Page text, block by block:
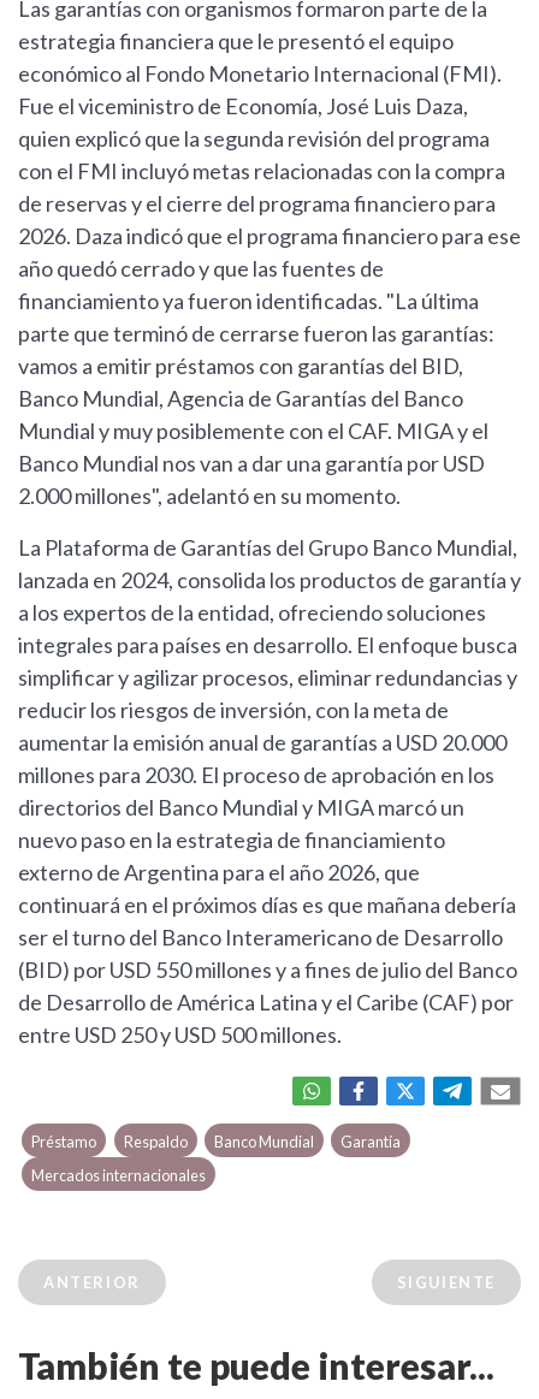
Las garantías con organismos formaron parte de la
estrategia financiera que le presentó el equipo
económico al Fondo Monetario Internacional (FMI).
Fue el viceministro de Economía, José Luis Daza,
quien explicó que la segunda revisión del programa
con el FMI incluyó metas relacionadas con la compra
de reservas y el cierre del programa financiero para
2026. Daza indicó que el programa financiero para ese
año quedó cerrado y que las fuentes de
financiamiento ya fueron identificadas. "La última
parte que terminó de cerrarse fueron las garantías:
vamos a emitir préstamos con garantías del BID,
Banco Mundial, Agencia de Garantías del Banco
Mundial y muy posiblemente con el CAF. MIGA y el
Banco Mundial nos van a dar una garantía por USD
2.000 millones", adelantó en su momento.
La Plataforma de Garantías del Grupo Banco Mundial,
lanzada en 2024, consolida los productos de garantía y
a los expertos de la entidad, ofreciendo soluciones
integrales para países en desarrollo. El enfoque busca
simplificar y agilizar procesos, eliminar redundancias y
reducir los riesgos de inversión, con la meta de
aumentar la emisión anual de garantías a USD 20.000
millones para 2030. El proceso de aprobación en los
directorios del Banco Mundial y MIGA marcó un
nuevo paso en la estrategia de financiamiento
externo de Argentina para el año 2026, que
continuará en el próximos días es que mañana debería
ser el turno del Banco Interamericano de Desarrollo
(BID) por USD 550 millones y a fines de julio del Banco
de Desarrollo de América Latina y el Caribe (CAF) por
entre USD 250 y USD 500 millones.
Préstamo Respaldo Banco Mundial
Garantía
Mercados internacionales
ANTERIOR SIGUIENTE
También te puede interesar...